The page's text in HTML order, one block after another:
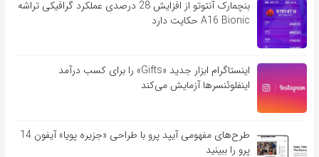
بنچمارک آنتوتو از افزایش 28 درصدی عملکرد گرافیکی تراشه
A16 Bionic حکایت دارد
اینستاگرام ابزار جدید «Gifts» را برای کسب درآمد
اینفلوئنسرها آزمایش می‌کند
طرح‌های مفهومی آیپد پرو با طراحی «جزیره پویا» آیفون 14
پرو را ببینید